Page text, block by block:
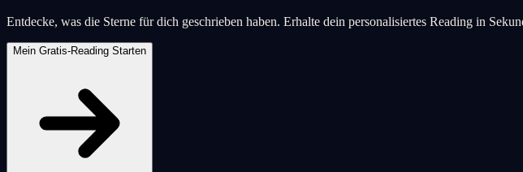
Entdecke, was die Sterne für dich geschrieben haben. Erhalte dein personalisiertes Reading in
Mein Gratis-Reading Starten